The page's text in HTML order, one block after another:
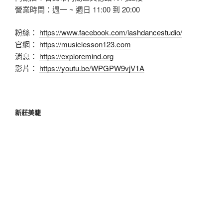
營業時間：週一 ~ 週日 11:00 到 20:00
粉絲： https://www.facebook.com/lashdancestudio/
官網： https://musiclesson123.com
消息： https://exploremind.org
影片： https://youtu.be/WPGPW9vjV1A
新莊美睫